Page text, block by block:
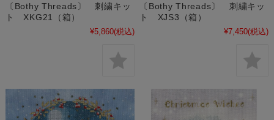
〔Bothy Threads〕 刺繍キッ
ト XKG21（箱）
¥5,860(税込)
〔Bothy Threads〕 刺繍キッ
ト XJS3（箱）
¥7,450(税込)